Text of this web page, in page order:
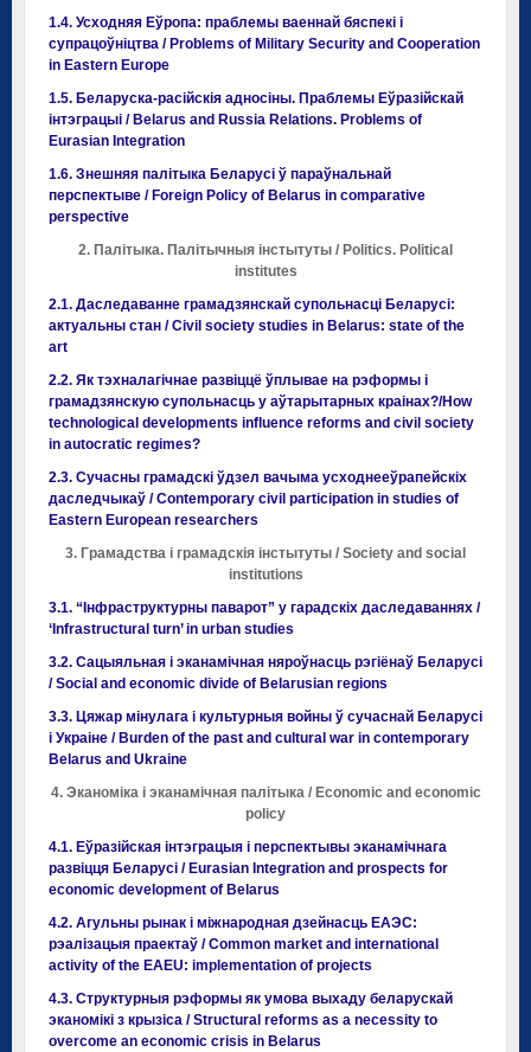
1.4. Усходняя Еўропа: праблемы ваеннай бяспекі і
супрацоўніцтва / Problems of Military Security and Cooperation
in Eastern Europe
1.5. Беларуска-расійскія адносіны. Праблемы Еўразійскай
інтэграцыі / Belarus and Russia Relations. Problems of
Eurasian Integration
1.6. Знешняя палітыка Беларусі ў параўнальнай
перспектыве / Foreign Policy of Belarus in comparative
perspective
2. Палітыка. Палітычныя інстытуты / Politics. Political
institutes
2.1. Даследаванне грамадзянскай супольнасці Беларусі:
актуальны стан / Civil society studies in Belarus: state of the
art
2.2. Як тэхналагічнае развіццё ўплывае на рэформы і
грамадзянскую супольнасць у аўтарытарных краінах?/How
technological developments influence reforms and civil society
in autocratic regimes?
2.3. Сучасны грамадскі ўдзел вачыма усходнееўрапейскіх
даследчыкаў / Contemporary civil participation in studies of
Eastern European researchers
3. Грамадства і грамадскія інстытуты / Society and social
institutions
3.1. “Інфраструктурны паварот” у гарадскіх даследаваннях /
‘Infrastructural turn’ in urban studies
3.2. Сацыяльная і эканамічная няроўнасць рэгіёнаў Беларусі
/ Social and economic divide of Belarusian regions
3.3. Цяжар мінулага і культурныя войны ў сучаснай Беларусі
і Украіне / Burden of the past and cultural war in contemporary
Belarus and Ukraine
4. Эканоміка і эканамічная палітыка / Economic and economic
policy
4.1. Еўразійская інтэграцыя і перспектывы эканамічнага
развіцця Беларусі / Eurasian Integration and prospects for
economic development of Belarus
4.2. Агульны рынак і міжнародная дзейнасць ЕАЭС:
рэалізацыя праектаў / Common market and international
activity of the EAEU: implementation of projects
4.3. Структурныя рэформы як умова выхаду беларускай
эканомікі з крызіса / Structural reforms as a necessity to
overcome an economic crisis in Belarus